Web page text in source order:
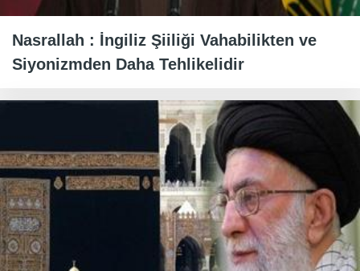
Nasrallah : İngiliz Şiiliği Vahabilikten ve
Siyonizmden Daha Tehlikelidir